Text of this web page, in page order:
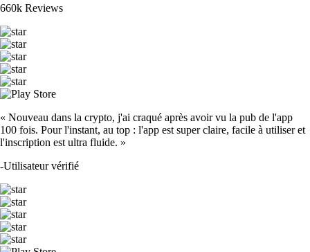
660k Reviews
« Nouveau dans la crypto, j'ai craqué après avoir vu la pub de l'app
100 fois. Pour l'instant, au top : l'app est super claire, facile à utiliser et
l'inscription est ultra fluide. »
-Utilisateur vérifié